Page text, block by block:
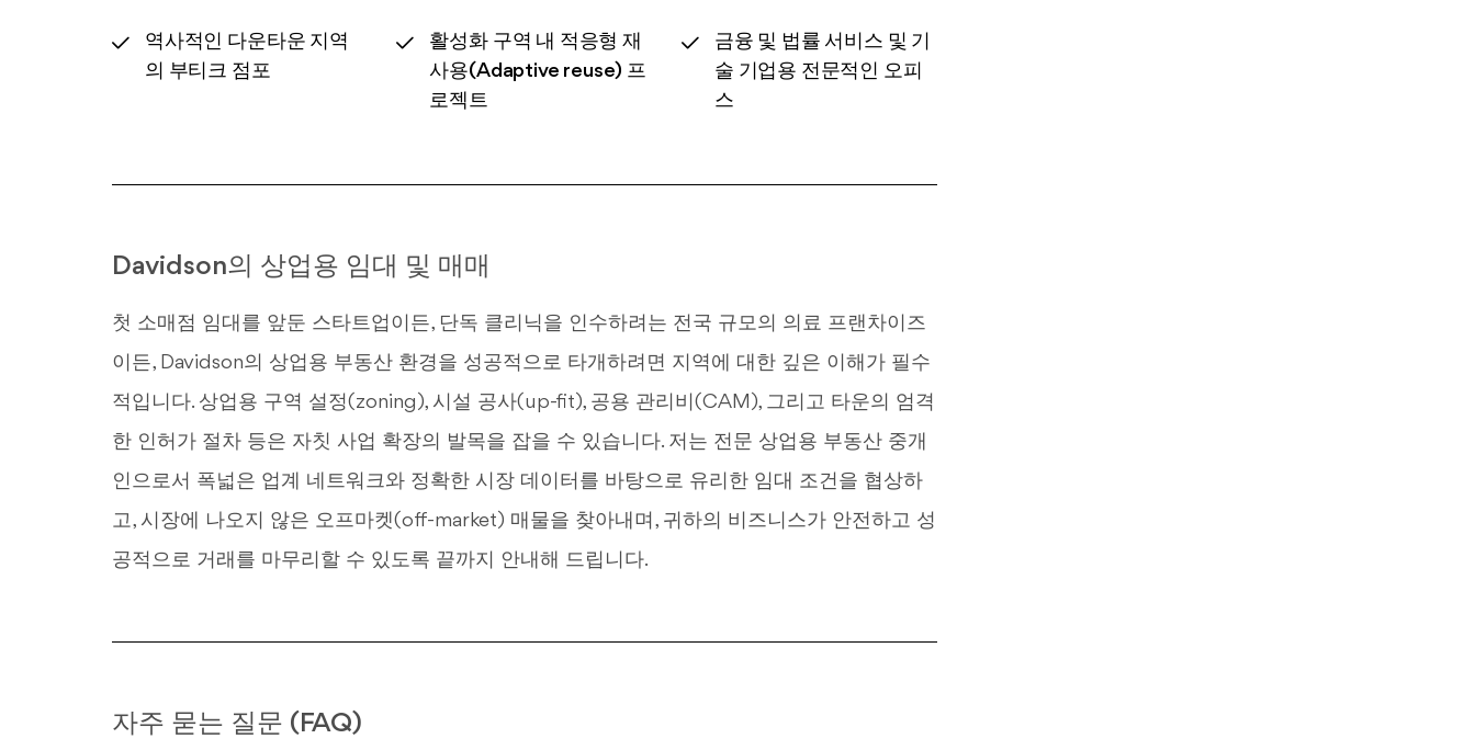
역사적인 다운타운 지역
의 부티크 점포
활성화 구역 내 적응형 재
사용(Adaptive reuse) 프
로젝트
금융 및 법률 서비스 및 기
술 기업용 전문적인 오피
스
Davidson의 상업용 임대 및 매매
첫 소매점 임대를 앞둔 스타트업이든, 단독 클리닉을 인수하려는 전국 규모의 의료 프랜차이즈
이든, Davidson의 상업용 부동산 환경을 성공적으로 타개하려면 지역에 대한 깊은 이해가 필수
적입니다. 상업용 구역 설정(zoning), 시설 공사(up-fit), 공용 관리비(CAM), 그리고 타운의 엄격
한 인허가 절차 등은 자칫 사업 확장의 발목을 잡을 수 있습니다. 저는 전문 상업용 부동산 중개
인으로서 폭넓은 업계 네트워크와 정확한 시장 데이터를 바탕으로 유리한 임대 조건을 협상하
고, 시장에 나오지 않은 오프마켓(off-market) 매물을 찾아내며, 귀하의 비즈니스가 안전하고 성
공적으로 거래를 마무리할 수 있도록 끝까지 안내해 드립니다.
자주 묻는 질문 (FAQ)